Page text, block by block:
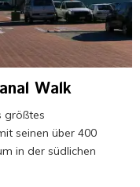
Walk
größtes
seinen über 400
in der südlichen